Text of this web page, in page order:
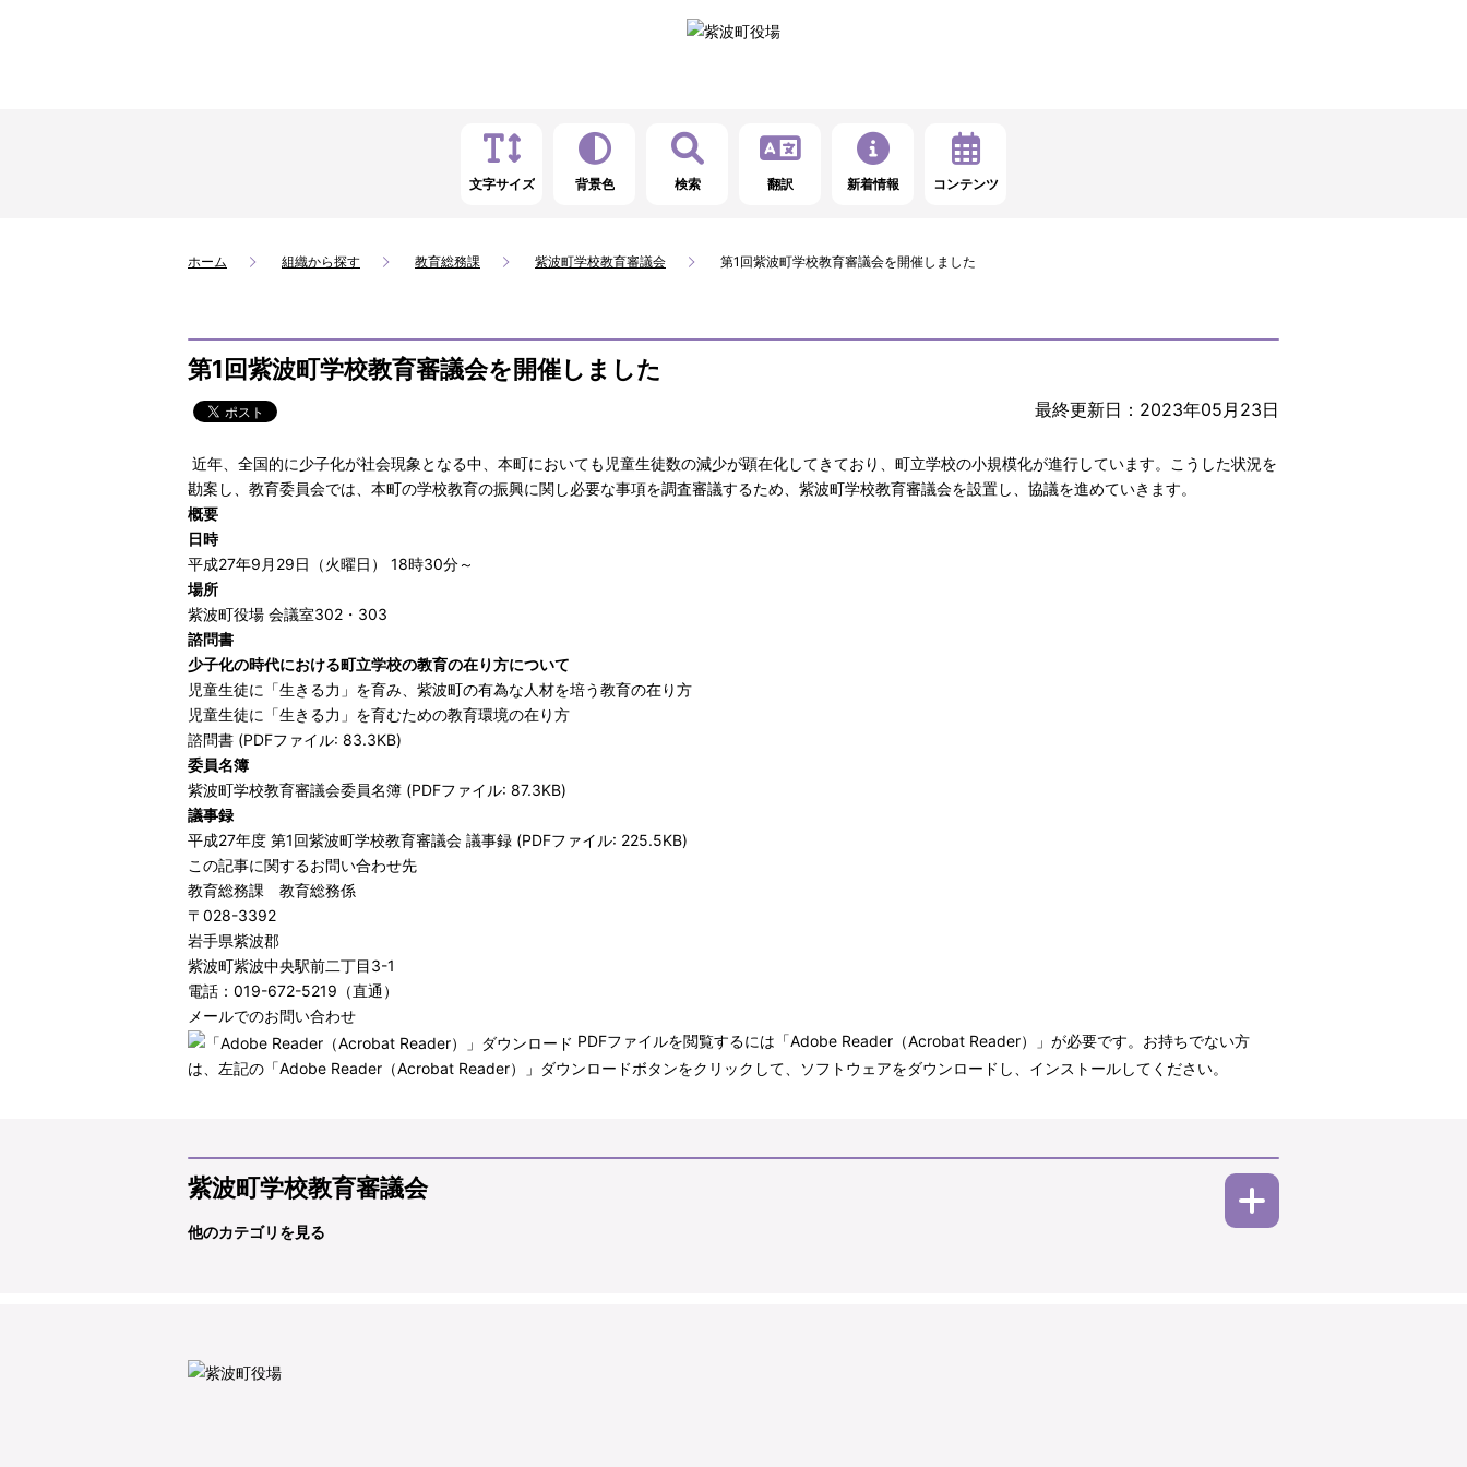
文字サイズ 背景色 検索 翻訳 新着情報 コンテンツ
ホーム 組織から探す 教育総務課 紫波町学校教育審議会 第1回紫波町学校教育審議会を開催しました
第1回紫波町学校教育審議会を開催しました
最終更新日：2023年05月23日
近年、全国的に少子化が社会現象となる中、本町においても児童生徒数の減少が顕在化してきており、町立学校の小規模化が進行しています。こうした状況を
勘案し、教育委員会では、本町の学校教育の振興に関し必要な事項を調査審議するため、紫波町学校教育審議会を設置し、協議を進めていきます。
概要
日時
平成27年9月29日（火曜日） 18時30分～
場所
紫波町役場 会議室302・303
諮問書
少子化の時代における町立学校の教育の在り方について
児童生徒に「生きる力」を育み、紫波町の有為な人材を培う教育の在り方
児童生徒に「生きる力」を育むための教育環境の在り方
諮問書 (PDFファイル: 83.3KB)
委員名簿
紫波町学校教育審議会委員名簿 (PDFファイル: 87.3KB)
議事録
平成27年度 第1回紫波町学校教育審議会 議事録 (PDFファイル: 225.5KB)
この記事に関するお問い合わせ先
教育総務課 教育総務係
〒028-3392
岩手県紫波郡
紫波町紫波中央駅前二丁目3-1
電話：019-672-5219（直通）
メールでのお問い合わせ
PDFファイルを閲覧するには「Adobe Reader（Acrobat Reader）」が必要です。お持ちでない方
は、左記の「Adobe Reader（Acrobat Reader）」ダウンロードボタンをクリックして、ソフトウェアをダウンロードし、インストールしてください。
紫波町学校教育審議会
他のカテゴリを見る